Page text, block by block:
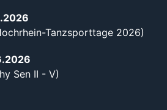
Tanzsporttage 2026)
Sen II - V)